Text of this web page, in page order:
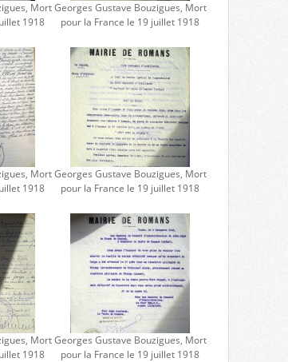
Mort
1918
Georges Gustave Bouzigues, Mort
pour la France le 19 juillet 1918
Mort
1918
Georges Gustave Bouzigues, Mort
pour la France le 19 juillet 1918
Mort
1918
Georges Gustave Bouzigues, Mort
pour la France le 19 juillet 1918